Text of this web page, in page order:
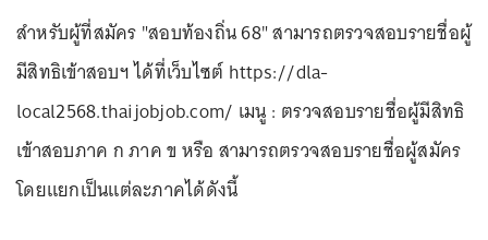
สำหรับผู้ที่สมัคร "สอบท้องถิ่น 68" สามารถตรวจสอบรายชื่อผู้
มีสิทธิเข้าสอบฯ ได้ที่เว็บไซต์ https://dla-
local2568.thaijobjob.com/ เมนู : ตรวจสอบรายชื่อผู้มีสิทธิ
เข้าสอบภาค ก ภาค ข หรือ สามารถตรวจสอบรายชื่อผู้สมัคร
โดยแยกเป็นแต่ละภาคได้ดังนี้